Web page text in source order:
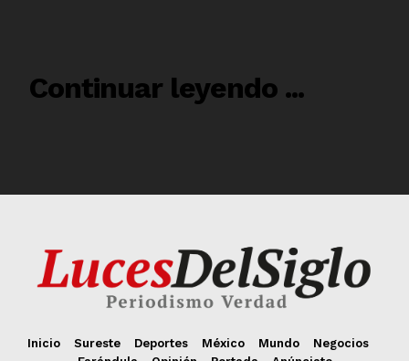
Inicio Sureste Deportes México Mundo
Negocios